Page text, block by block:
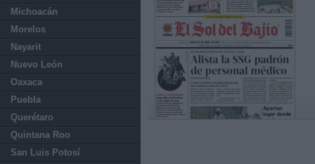
Michoacán
Morelos
Nayarit
Nuevo León
Oaxaca
Puebla
Querétaro
Quintana Roo
San Luis Potosí